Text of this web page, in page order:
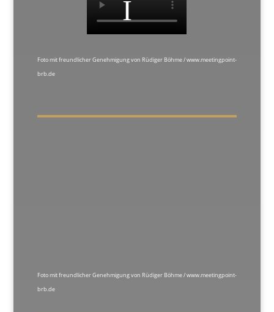
Foto mit freundlicher Genehmigung von Rüdiger Böhme / www.meetingpoint-
brb.de
Foto mit freundlicher Genehmigung von Rüdiger Böhme / www.meetingpoint-
brb.de